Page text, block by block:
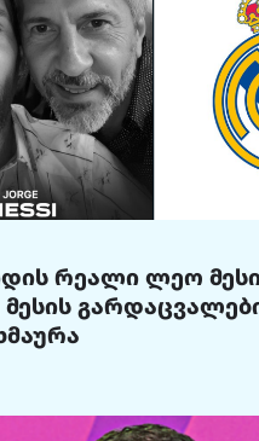
რეალი ლეო